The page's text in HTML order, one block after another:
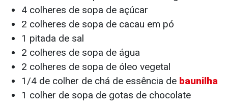
4 colheres de sopa de açúcar
2 colheres de sopa de cacau em pó
1 pitada de sal
2 colheres de sopa de água
2 colheres de sopa de óleo vegetal
1/4 de colher de chá de essência de baunilha
1 colher de sopa de gotas de chocolate